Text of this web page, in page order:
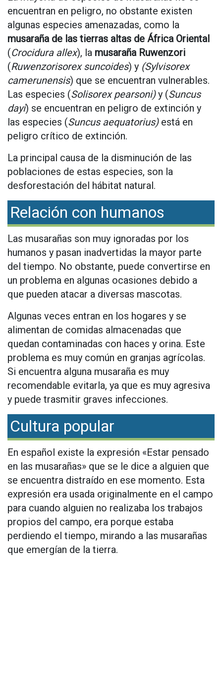
encuentran en peligro, no obstante existen
algunas especies amenazadas, como la
musaraña de las tierras altas de África Oriental
(Crocidura allex), la musaraña Ruwenzori
(Ruwenzorisorex suncoides) y (Sylvisorex
camerunensis) que se encuentran vulnerables.
Las especies (Solisorex pearsoni)y (Suncus
dayi) se encuentran en peligro de extinción y
las especies (Suncus aequatorius)está en
peligro crítico de extinción.
La principal causa de la disminución de las
poblaciones de estas especies, son la
desforestación del hábitat natural.
Relación con humanos
Las musarañas son muy ignoradas por los
humanos y pasan inadvertidas la mayor parte
del tiempo. No obstante, puede convertirse en
un problema en algunas ocasiones debido a
que pueden atacar a diversas mascotas.
Algunas veces entran en los hogares y se
alimentan de comidas almacenadas que
quedan contaminadas con haces y orina. Este
problema es muy común en granjas agrícolas.
Si encuentra alguna musaraña es muy
recomendable evitarla, ya que es muy agresiva
y puede trasmitir graves infecciones.
Cultura popular
En español existe la expresión «Estar pensado
en las musarañas» que se le dice a alguien que
se encuentra distraído en ese momento. Esta
expresión era usada originalmente en el campo
para cuando alguien no realizaba los trabajos
propios del campo, era porque estaba
perdiendo el tiempo, mirando a las musarañas
que emergían de la tierra.